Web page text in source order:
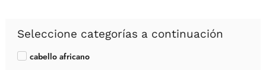
Seleccione categorías a continuación
cabello africano